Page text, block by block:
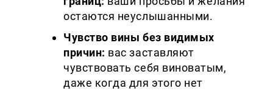
остаются неуслышанными.
Чувство вины без видимых
причин: вас заставляют
чувствовать себя виноватым,
даже когда для этого нет